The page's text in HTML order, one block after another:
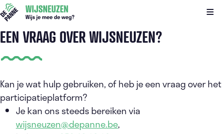
EEN VRAAG OVER WIJSNEUZEN?
Kan je wat hulp gebruiken, of heb je een vraag over het
participatieplatform?
Je kan ons steeds bereiken via
wijsneuzen@depanne.be,